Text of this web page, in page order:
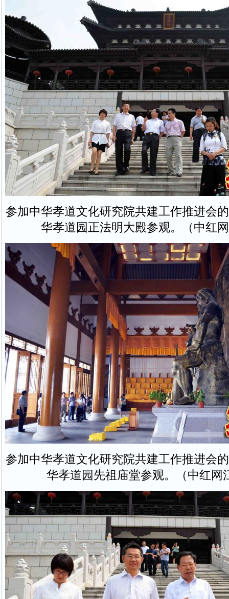
参加中华孝道文化研究院共建工作推进会
华孝道园正法明大殿参观。（中红
参加中华孝道文化研究院共建工作推进会
华孝道园先祖庙堂参观。（中红网